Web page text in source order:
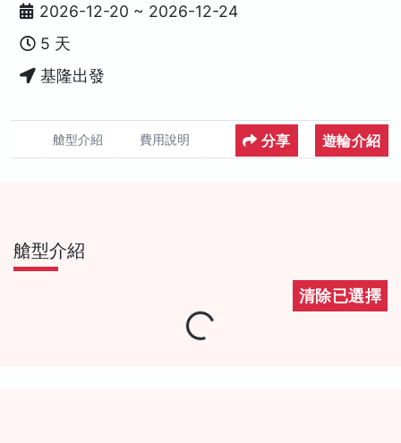
2026-12-20 ~ 2026-12-24
5 天
基隆出發
艙型介紹 費用說明 分享 遊輪介紹
艙型介紹
清除已選擇
Loading...